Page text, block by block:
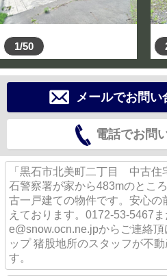
1/50
メールでお問い
電話でお問
「黒石市北美町二丁目 中古住
石警察署が家から483mのとこ
古一戸建ての物件です。安心
えております。0172-53-5467
e@snow.ocn.ne.jpからご連絡
ップ 猪股地所のスタッフが不
す。